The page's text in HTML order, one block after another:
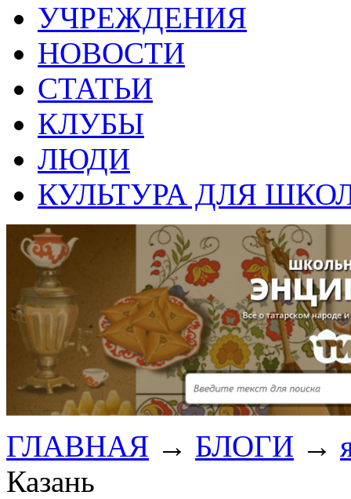
УЧРЕЖДЕНИЯ
НОВОСТИ
СТАТЬИ
КЛУБЫ
ЛЮДИ
КУЛЬТУРА ДЛЯ
ГЛАВНАЯ → БЛОГИ →
Казань